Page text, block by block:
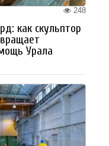
248
как скульптор
Урала